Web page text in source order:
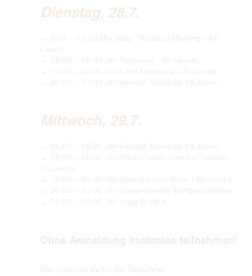
Dienstag, 28.7.
→ 9:00 – 10:30 Uhr Step / Workout Morning - All
Levels
→ 18:00 – 19:00 Uhr Flamenco - All Levels
→ 19:00 – 20:00 Uhr Latin Ladystyle - All Levels
→ 20:00 – 21:00 Uhr HipHop Teens ab 14 Jahre
Mittwoch, 29.7.
→ 18:00 – 19:00 Uhr HipHop Teens ab 14 Jahre
→ 18:00 – 19:00 Uhr Tribal Fusion (Oriental Dance) -
All Levels
→ 19:00 – 20:00 Uhr Step Aerobic Stufe / Workout II
→ 20:00 – 21:00 Uhr Contemporary Fortgeschrittene
→ 19:00 – 20:30 Uhr Yoga Stufe II
Ohne Anmeldung kostenlos teilnehmen!​
Das brauchst du für die Teilnahme: